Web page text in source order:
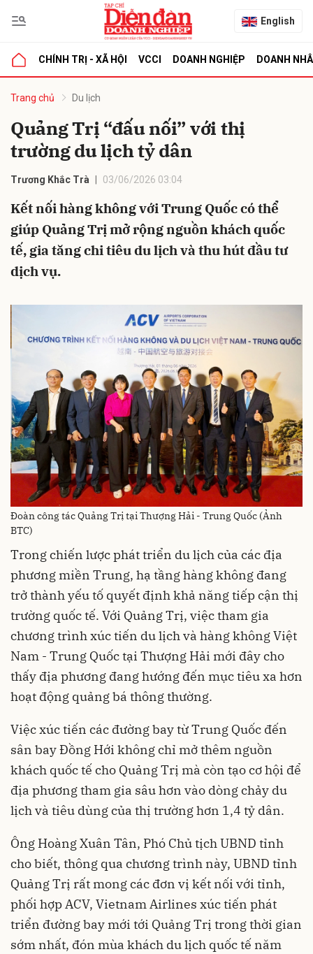
English
CHÍNH TRỊ - XÃ HỘI VCCI DOANH NGHIỆP DOANH
Trang chủ Du lịch
Quảng Trị “đấu nối” với thị
trường du lịch tỷ dân
Trương Khắc Trà 03/06/2026 03:04
Kết nối hàng không với Trung Quốc có thể
giúp Quảng Trị mở rộng nguồn khách quốc
tế, gia tăng chi tiêu du lịch và thu hút đầu tư
dịch vụ.
Đoàn công tác Quảng Trị tại Thượng Hải - Trung Quốc (Ảnh
BTC)
Trong chiến lược phát triển du lịch của các địa
phương miền Trung, hạ tầng hàng không đang
trở thành yếu tố quyết định khả năng tiếp cận thị
trường quốc tế. Với Quảng Trị, việc tham gia
chương trình xúc tiến du lịch và hàng không Việt
Nam - Trung Quốc tại Thượng Hải mới đây cho
thấy địa phương đang hướng đến mục tiêu xa hơn
hoạt động quảng bá thông thường.
Việc xúc tiến các đường bay từ Trung Quốc đến
sân bay Đồng Hới không chỉ mở thêm nguồn
khách quốc tế cho Quảng Trị mà còn tạo cơ hội để
địa phương tham gia sâu hơn vào dòng chảy du
lịch và tiêu dùng của thị trường hơn 1,4 tỷ dân.
Ông Hoàng Xuân Tân, Phó Chủ tịch UBND tỉnh
cho biết, thông qua chương trình này, UBND tỉnh
Quảng Trị rất mong các đơn vị kết nối với tỉnh,
phối hợp ACV, Vietnam Airlines xúc tiến phát
triển đường bay mới tới Quảng Trị trong thời gian
sớm nhất, đón mùa khách du lịch quốc tế năm
luận
Hủy